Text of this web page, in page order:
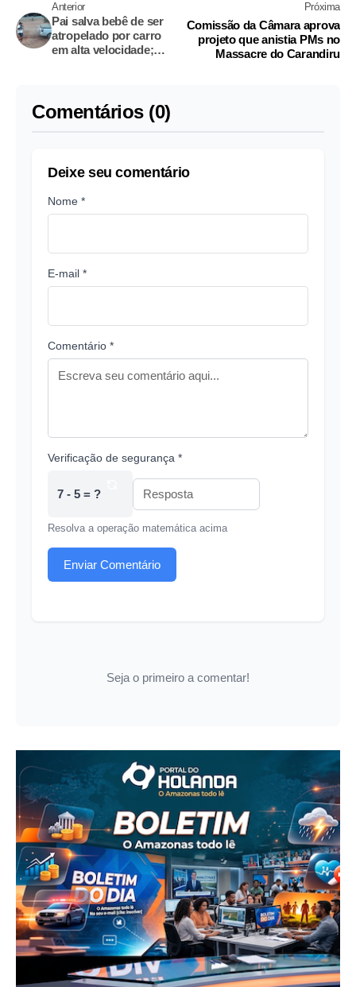
Anterior
Pai salva bebê de ser
atropelado por carro
em alta velocidade;
Próxima
Comissão da Câmara aprova
projeto que anistia PMs no
Massacre do Carandiru
Comentários (0)
Deixe seu comentário
Nome *
E-mail *
Comentário *
Verificação de segurança *
7 - 5 = ?
Resolva a operação matemática acima
Enviar Comentário
Seja o primeiro a comentar!